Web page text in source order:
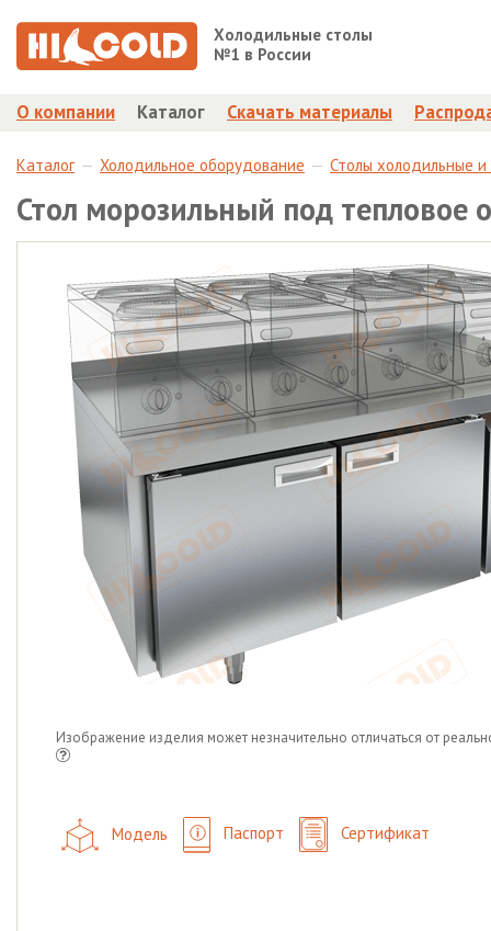
Холодильные столы
№1 в России
О компании Каталог Скачать материалы
Каталог Холодильное оборудование Столы холодильные
Стол морозильный под тепловое
Изображение изделия может незначительно отличаться от
Модель Паспорт Сертификат